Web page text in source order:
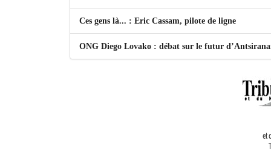
Ces gens là... : Eric Cassam, pilote de ligne
ONG Diego Lovako : débat sur le futur
et